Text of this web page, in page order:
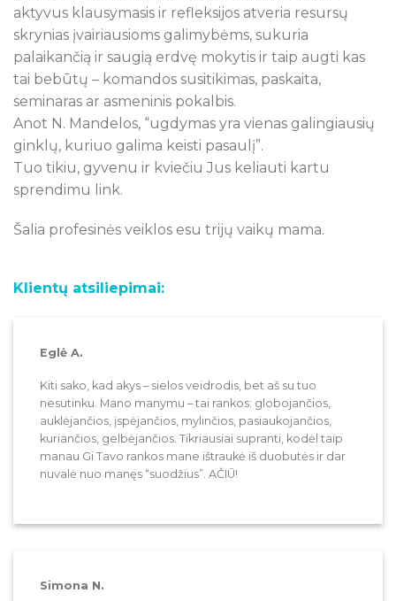
aktyvus klausymasis ir refleksijos atveria resursų
skrynias įvairiausioms galimybėms, sukuria
palaikančią ir saugią erdvę mokytis ir taip augti kas
tai bebūtų – komandos susitikimas, paskaita,
seminaras ar asmeninis pokalbis.
Anot N. Mandelos, “ugdymas yra vienas galingiausių
ginklų, kuriuo galima keisti pasaulį”.
Tuo tikiu, gyvenu ir kviečiu Jus keliauti kartu
sprendimu link.
Šalia profesinės veiklos esu trijų vaikų mama.
Klientų atsiliepimai:
Eglė A.
Kiti sako, kad akys – sielos veidrodis, bet aš su tuo
nesutinku. Mano manymu – tai rankos: globojančios,
auklėjančios, įspėjančios, mylinčios, pasiaukojančios,
kuriančios, gelbėjančios. Tikriausiai supranti, kodėl taip
manau Gi Tavo rankos mane ištraukė iš duobutės ir dar
nuvalė nuo manęs “suodžius”. AČIŪ!
Simona N.